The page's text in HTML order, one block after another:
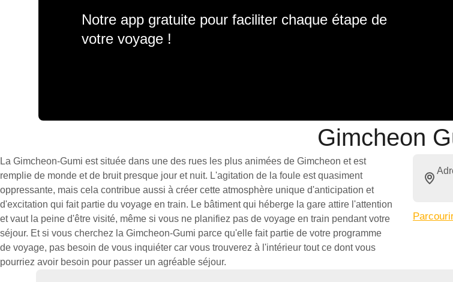
Notre app gratuite pour faciliter chaque étape de
votre voyage !
Gimcheon
La Gimcheon-Gumi est située dans une des rues les plus animées de Gimcheon et est
remplie de monde et de bruit presque jour et nuit. L'agitation de la foule est quasiment
oppressante, mais cela contribue aussi à créer cette atmosphère unique d'anticipation et
d'excitation qui fait partie du voyage en train. Le bâtiment qui héberge la gare attire l'attention
et vaut la peine d'être visité, même si vous ne planifiez pas de voyage en train pendant votre
séjour. Et si vous cherchez la Gimcheon-Gumi parce qu'elle fait partie de votre programme
de voyage, pas besoin de vous inquiéter car vous trouverez à l'intérieur tout ce dont vous
pourriez avoir besoin pour passer un agréable séjour.